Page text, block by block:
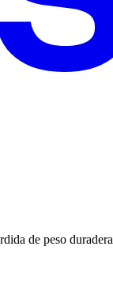
de peso duradera